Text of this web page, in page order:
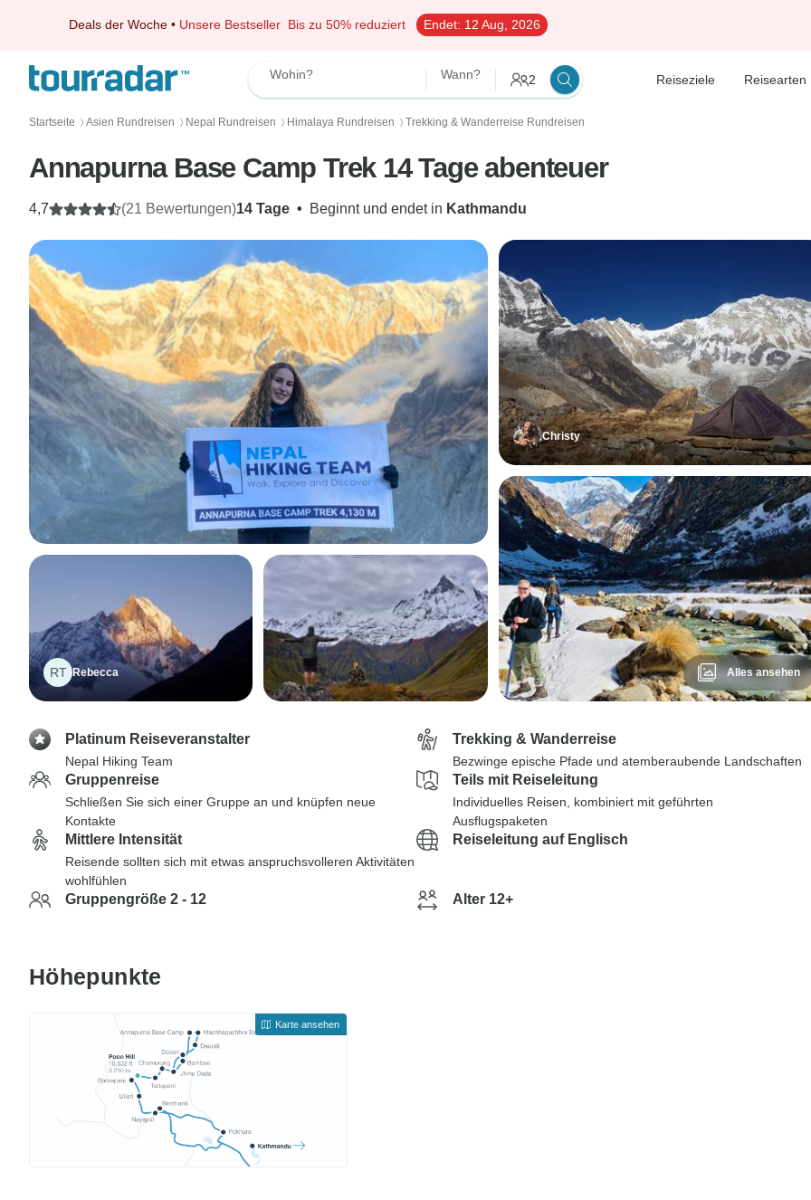
Deals der Woche • Unsere Bestseller Bis zu 50% reduziert Endet: 12 Aug, 2026
Wohin? Wann? 2 Reiseziele Reisearten
Startseite 〉 Asien Rundreisen 〉 Nepal Rundreisen 〉 Himalaya Rundreisen 〉 Trekking & Wanderreise Rundreisen
Annapurna Base Camp Trek 14 Tage abenteuer
14 Tage • Beginnt und endet in Kathmandu
4,7 (21 Bewertungen)
RT Rebecca
Christy
Alles ansehen
Platinum Reiseveranstalter
Nepal Hiking Team
Trekking & Wanderreise
Bezwinge epische Pfade und atemberaubende Landschaften
Gruppenreise
Schließen Sie sich einer Gruppe an und knüpfen neue
Kontakte
Teils mit Reiseleitung
Individuelles Reisen, kombiniert mit geführten
Ausflugspaketen
Mittlere Intensität
Reisende sollten sich mit etwas anspruchsvolleren Aktivitäten
wohlfühlen
Reiseleitung auf Englisch
Gruppengröße 2 - 12 Alter 12+
Höhepunkte
Karte ansehen